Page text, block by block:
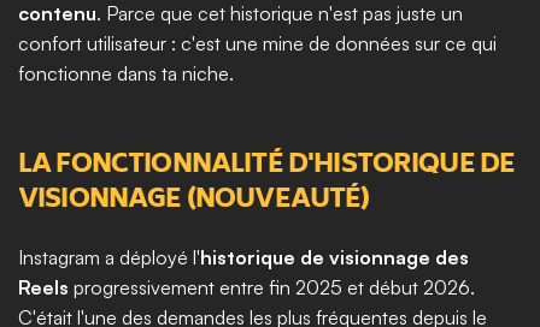
contenu. Parce que cet historique n'est pas juste un
confort utilisateur : c'est une mine de données sur ce qui
fonctionne dans ta niche.
LA FONCTIONNALITÉ D'HISTORIQUE DE
VISIONNAGE (NOUVEAUTÉ)
Instagram a déployé l'historique de visionnage des
Reels progressivement entre fin 2025 et début 2026.
C'était l'une des demandes les plus fréquentes depuis le